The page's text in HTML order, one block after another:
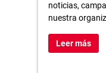
noticias,
nuestra
Leer más